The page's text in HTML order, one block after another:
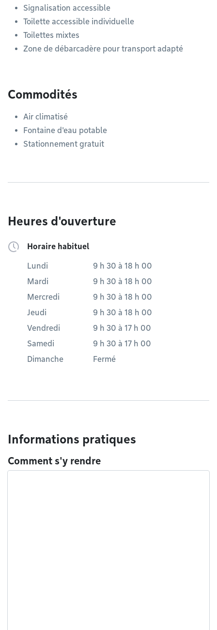
Signalisation accessible
Toilette accessible individuelle
Toilettes mixtes
Zone de débarcadère pour transport adapté
Commodités
Air climatisé
Fontaine d'eau potable
Stationnement gratuit
Heures d'ouverture
Horaire habituel
Lundi 9 h 30 à 18 h 00
Mardi
9 h 30 à 18 h 00
Mercredi
9 h 30 à 18 h 00
Jeudi
9 h 30 à 18 h 00
Vendredi
9 h 30 à 17 h 00
Samedi
9 h 30 à 17 h 00
Dimanche
Fermé
Informations pratiques
Comment s'y rendre